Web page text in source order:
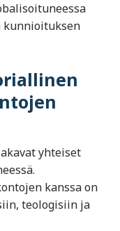
kunnioituksen
yhteiset
kanssa on
teologisiin ja